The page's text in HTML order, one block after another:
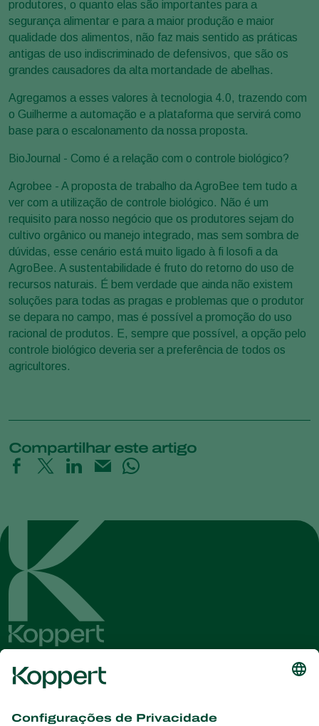
produtores, o quanto elas são importantes para a
segurança alimentar e para a maior produção e maior
qualidade dos alimentos, não faz mais sentido as práticas
antigas de uso indiscriminado de defensivos, que são os
grandes causadores da alta mortandade de abelhas.
Agregamos a esses valores à tecnologia 4.0, trazendo com
o Guilherme a automação e a plataforma que servirá como
base para o escalonamento da nossa proposta.
BioJournal - Como é a relação com o controle biológico?
Agrobee - A proposta de trabalho da AgroBee tem tudo a
ver com a utilização de controle biológico. Não é um
requisito para nosso negócio que os produtores sejam do
cultivo orgânico ou manejo integrado, mas sem sombra de
dúvidas, esse cenário está muito ligado à fi losofi a da
AgroBee. A sustentabilidade é fruto do retorno do uso de
recursos naturais. É bem verdade que ainda não existem
soluções para todas as pragas e problemas que o produtor
se depara no campo, mas é possível a promoção do uso
racional de produtos. E, sempre que possível, a opção pelo
controle biológico deveria ser a preferência de todos os
agricultores.
Compartilhar este artigo